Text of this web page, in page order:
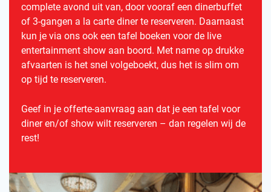
complete avond uit van, door vooraf een dinerbuffet
of 3-gangen a la carte diner te reserveren. Daarnaast
kun je via ons ook een tafel boeken voor de live
entertainment show aan boord. Met name op drukke
afvaarten is het snel volgeboekt, dus het is slim om
op tijd te reserveren.
Geef in je offerte-aanvraag aan dat je een tafel voor
diner en/of show wilt reserveren – dan regelen wij de
rest!